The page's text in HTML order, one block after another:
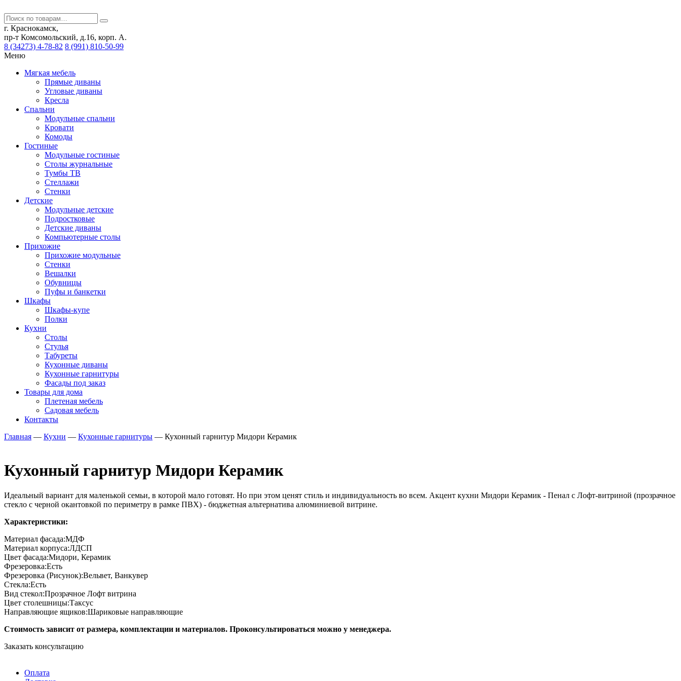
г. Краснокамск,
пр-т Комсомольский, д.16, корп. А.
8 (34273) 4-78-82 8 (991) 810-50-99
Меню
Мягкая мебель
Прямые диваны
Угловые диваны
Кресла
Спальни
Модульные спальни
Кровати
Комоды
Гостиные
Модульные гостиные
Столы журнальные
Тумбы ТВ
Стеллажи
Стенки
Детские
Модульные детские
Подростковые
Детские диваны
Компьютерные столы
Прихожие
Прихожие модульные
Стенки
Вешалки
Обувницы
Пуфы и банкетки
Шкафы
Шкафы-купе
Полки
Кухни
Столы
Стулья
Табуреты
Кухонные диваны
Кухонные гарнитуры
Фасады под заказ
Товары для дома
Плетеная мебель
Садовая мебель
Контакты
Главная — Кухни — Кухонные гарнитуры — Кухонный гарнитур Мидори Керамик
Кухонный гарнитур Мидори Керамик
Идеальный вариант для маленькой семьи, в которой мало готовят. Но при этом ценят стиль и индивидуальность во всем. Акцент кухни Мидори Керамик - Пенал с Лофт-витриной (прозрачное
стекло с черной окантовкой по периметру в рамке ПВХ) - бюджетная альтернатива алюминиевой витрине.
Характеристики:
Материал фасада:МДФ
Материал корпуса:ЛДСП
Цвет фасада:Мидори, Керамик
Фрезеровка:Есть
Фрезеровка (Рисунок):Вельвет, Ванкувер
Стекла:Есть
Вид стекол:Прозрачное Лофт витрина
Цвет столешницы:Таксус
Направляющие ящиков:Шариковые направляющие
Стоимость зависит от размера, комплектации и материалов. Проконсультироваться можно у менеджера.
Заказать консультацию
Оплата